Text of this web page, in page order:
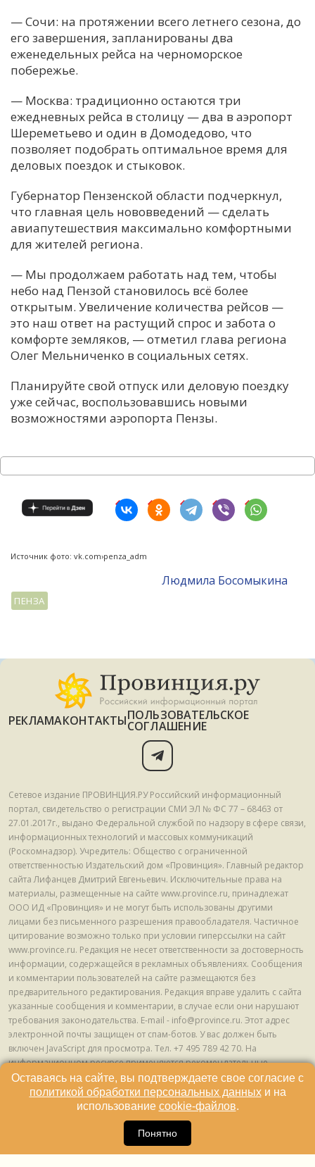
— Сочи: на протяжении всего летнего сезона, до
его завершения, запланированы два
еженедельных рейса на черноморское
побережье.
— Москва: традиционно остаются три
ежедневных рейса в столицу — два в аэропорт
Шереметьево и один в Домодедово, что
позволяет подобрать оптимальное время для
деловых поездок и стыковок.
Губернатор Пензенской области подчеркнул,
что главная цель нововведений — сделать
авиапутешествия максимально комфортными
для жителей региона.
— Мы продолжаем работать над тем, чтобы
небо над Пензой становилось всё более
открытым. Увеличение количества рейсов —
это наш ответ на растущий спрос и забота о
комфорте земляков, — отметил глава региона
Олег Мельниченко в социальных сетях.
Планируйте свой отпуск или деловую поездку
уже сейчас, воспользовавшись новыми
возможностями аэропорта Пензы.
Источник фото: vk.com›penza_adm
Людмила Босомыкина
ПЕНЗА
РЕКЛАМАКОНТАКТЫПОЛЬЗОВАТЕЛЬСКОЕ
СОГЛАШЕНИЕ
Сетевое издание ПРОВИНЦИЯ.РУ Российский информационный
портал, свидетельство о регистрации СМИ ЭЛ № ФС 77 – 68463 от
27.01.2017г., выдано Федеральной службой по надзору в сфере связи,
информационных технологий и массовых коммуникаций
(Роскомнадзор). Учредитель: Общество с ограниченной
ответственностью Издательский дом «Провинция». Главный редактор
сайта Лифанцев Дмитрий Евгеньевич. Исключительные права на
материалы, размещенные на сайте www.province.ru, принадлежат
ООО ИД «Провинция» и не могут быть использованы другими
лицами без письменного разрешения правообладателя. Частичное
цитирование возможно только при условии гиперссылки на сайт
www.province.ru. Редакция не несет ответственности за достоверность
информации, содержащейся в рекламных объявлениях. Сообщения
и комментарии пользователей на сайте размещаются без
предварительного редактирования. Редакция вправе удалить с сайта
указанные сообщения и комментарии, в случае если они нарушают
требования законодательства. E-mail - info@province.ru. Этот адрес
электронной почты защищен от спам-ботов. У вас должен быть
включен JavaScript для просмотра. Tел. +7 495 789 42 70. На
информационном ресурсе применяются рекомендательные
технологии (информационные технологии предоставления
информации на основе сбора, систематизации и анализа сведений,
относящихся к предпочтениям пользователей сети "Интернет",
находящихся на территории Российской Федерации) © ООО ИД
Оставаясь на сайте, вы подтверждаете свое согласие с
политикой обработки персональных данныхи на
использование cookie-файлов.
Понятно